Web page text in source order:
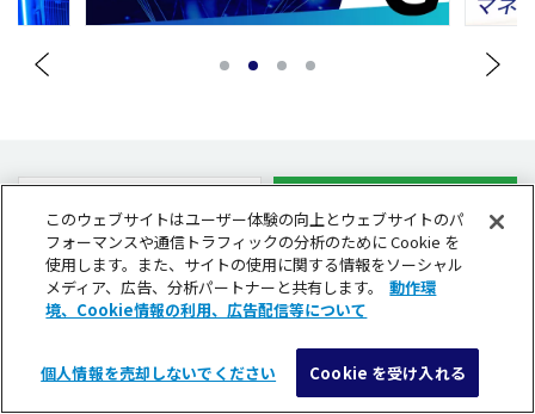
メニュー 検索
このウェブサイトはユーザー体験の向上とウェブサイトのパ
フォーマンスや通信トラフィックの分析のために Cookie を
使用します。また、サイトの使用に関する情報をソーシャル
メディア、広告、分析パートナーと共有します。
動作環
境、Cookie情報の利用、広告配信等について
個人情報を売却しないでください Cookie を受け入れる